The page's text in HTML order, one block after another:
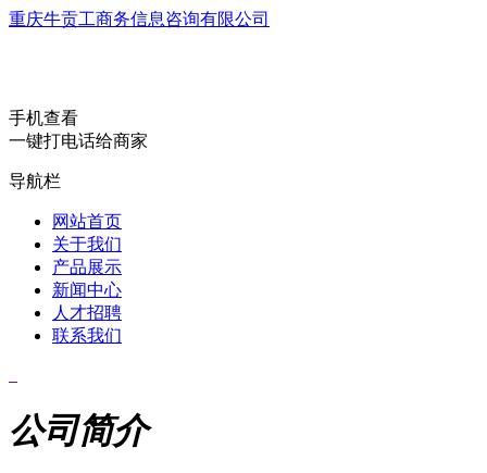
重庆牛贡工商务信息咨询有限公司
手机查看
一键打电话给商家
导航栏
网站首页
关于我们
产品展示
新闻中心
人才招聘
联系我们
公司简介